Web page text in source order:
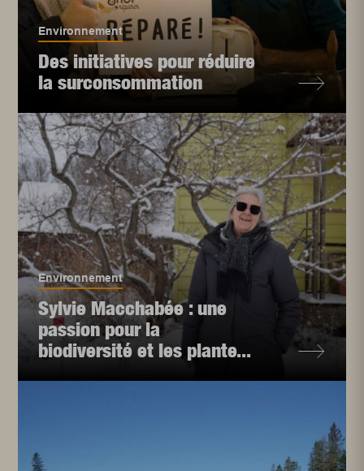
Environnement
Des initiatives pour réduire
la surconsommation
Environnement
Sylvie Macchabée : une
passion pour la
biodiversité et les plante...